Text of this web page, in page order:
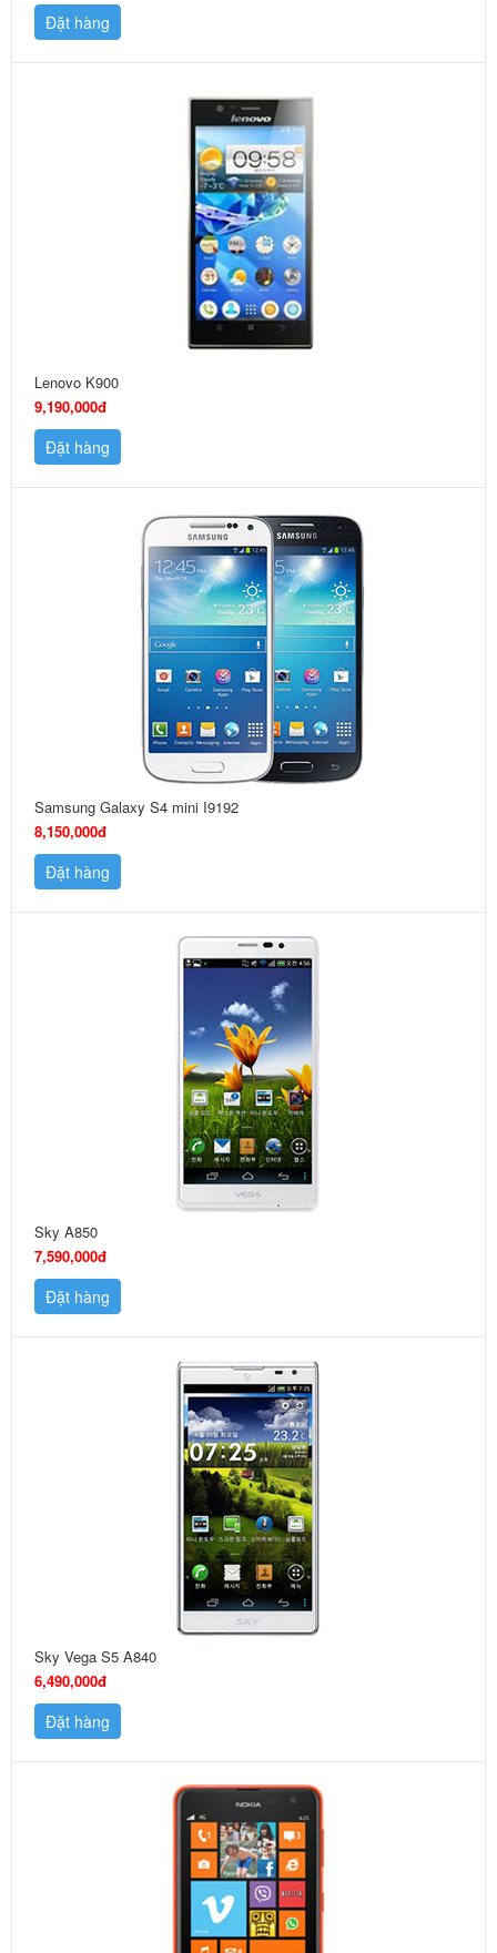
Đặt hàng
Lenovo K900
9,190,000đ
Đặt hàng
Samsung Galaxy S4 mini I9192
8,150,000đ
Đặt hàng
Sky A850
7,590,000đ
Đặt hàng
Sky Vega S5 A840
6,490,000đ
Đặt hàng